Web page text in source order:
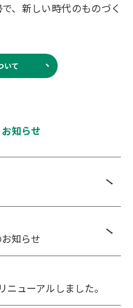
、新しい時代のものづく
いて
お知らせ
知らせ
ューアルしました。